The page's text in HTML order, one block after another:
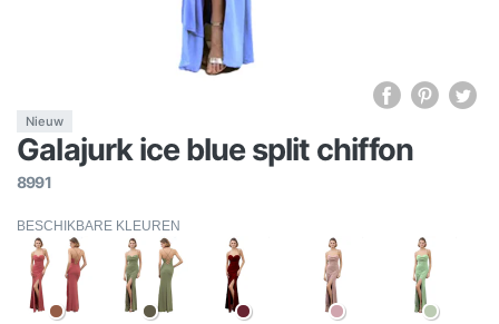
Nieuw
Galajurk ice blue split chiffon
8991
BESCHIKBARE KLEUREN